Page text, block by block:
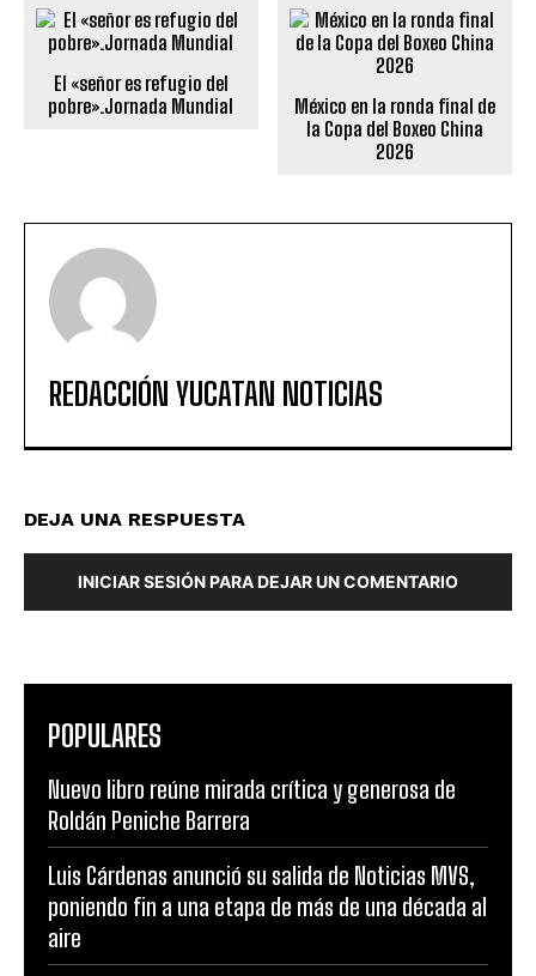
El «señor es refugio del
pobre».Jornada Mundial
México en la ronda final de
la Copa del Boxeo China
2026
REDACCIÓN YUCATAN NOTICIAS
DEJA UNA RESPUESTA
INICIAR SESIÓN PARA DEJAR UN COMENTARIO
POPULARES
Nuevo libro reúne mirada crítica y generosa de
Roldán Peniche Barrera
Luis Cárdenas anunció su salida de Noticias MVS,
poniendo fin a una etapa de más de una década al
aire